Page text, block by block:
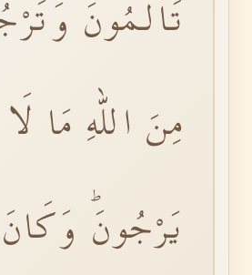
مِنَ اللّٰهِ مَا لَا
يَرْجُونَۜ